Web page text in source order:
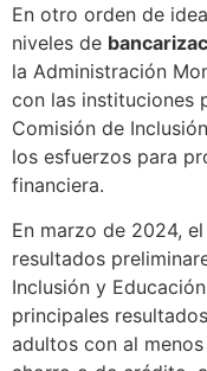
En otro orden de
niveles de
la Administración
con las instituciones
Comisión de
los esfuerzos para
financiera.
En marzo de 2024,
resultados
Inclusión y
principales
adultos con al